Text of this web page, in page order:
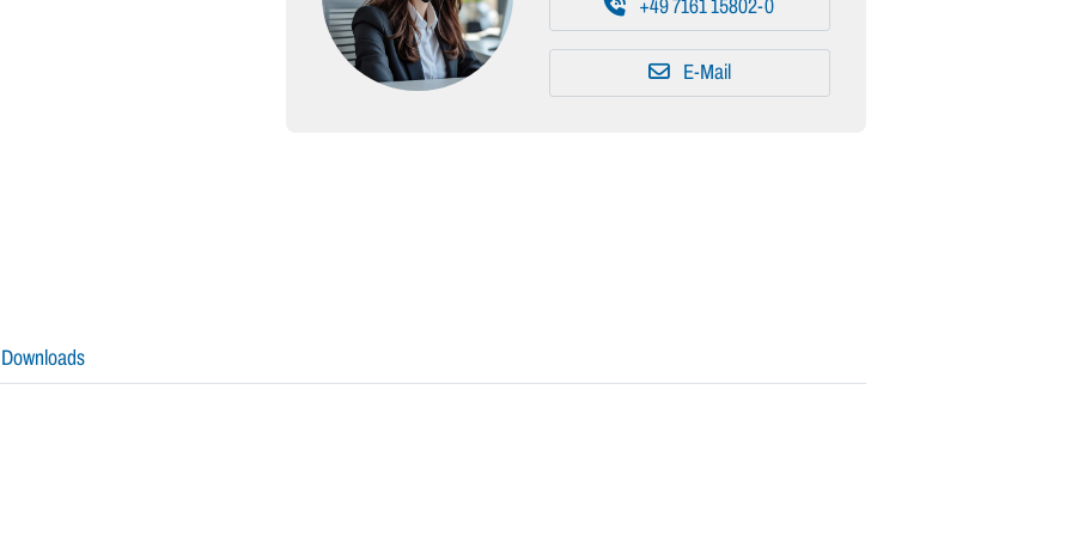
+49 7161 15802-0
E-Mail
Downloads